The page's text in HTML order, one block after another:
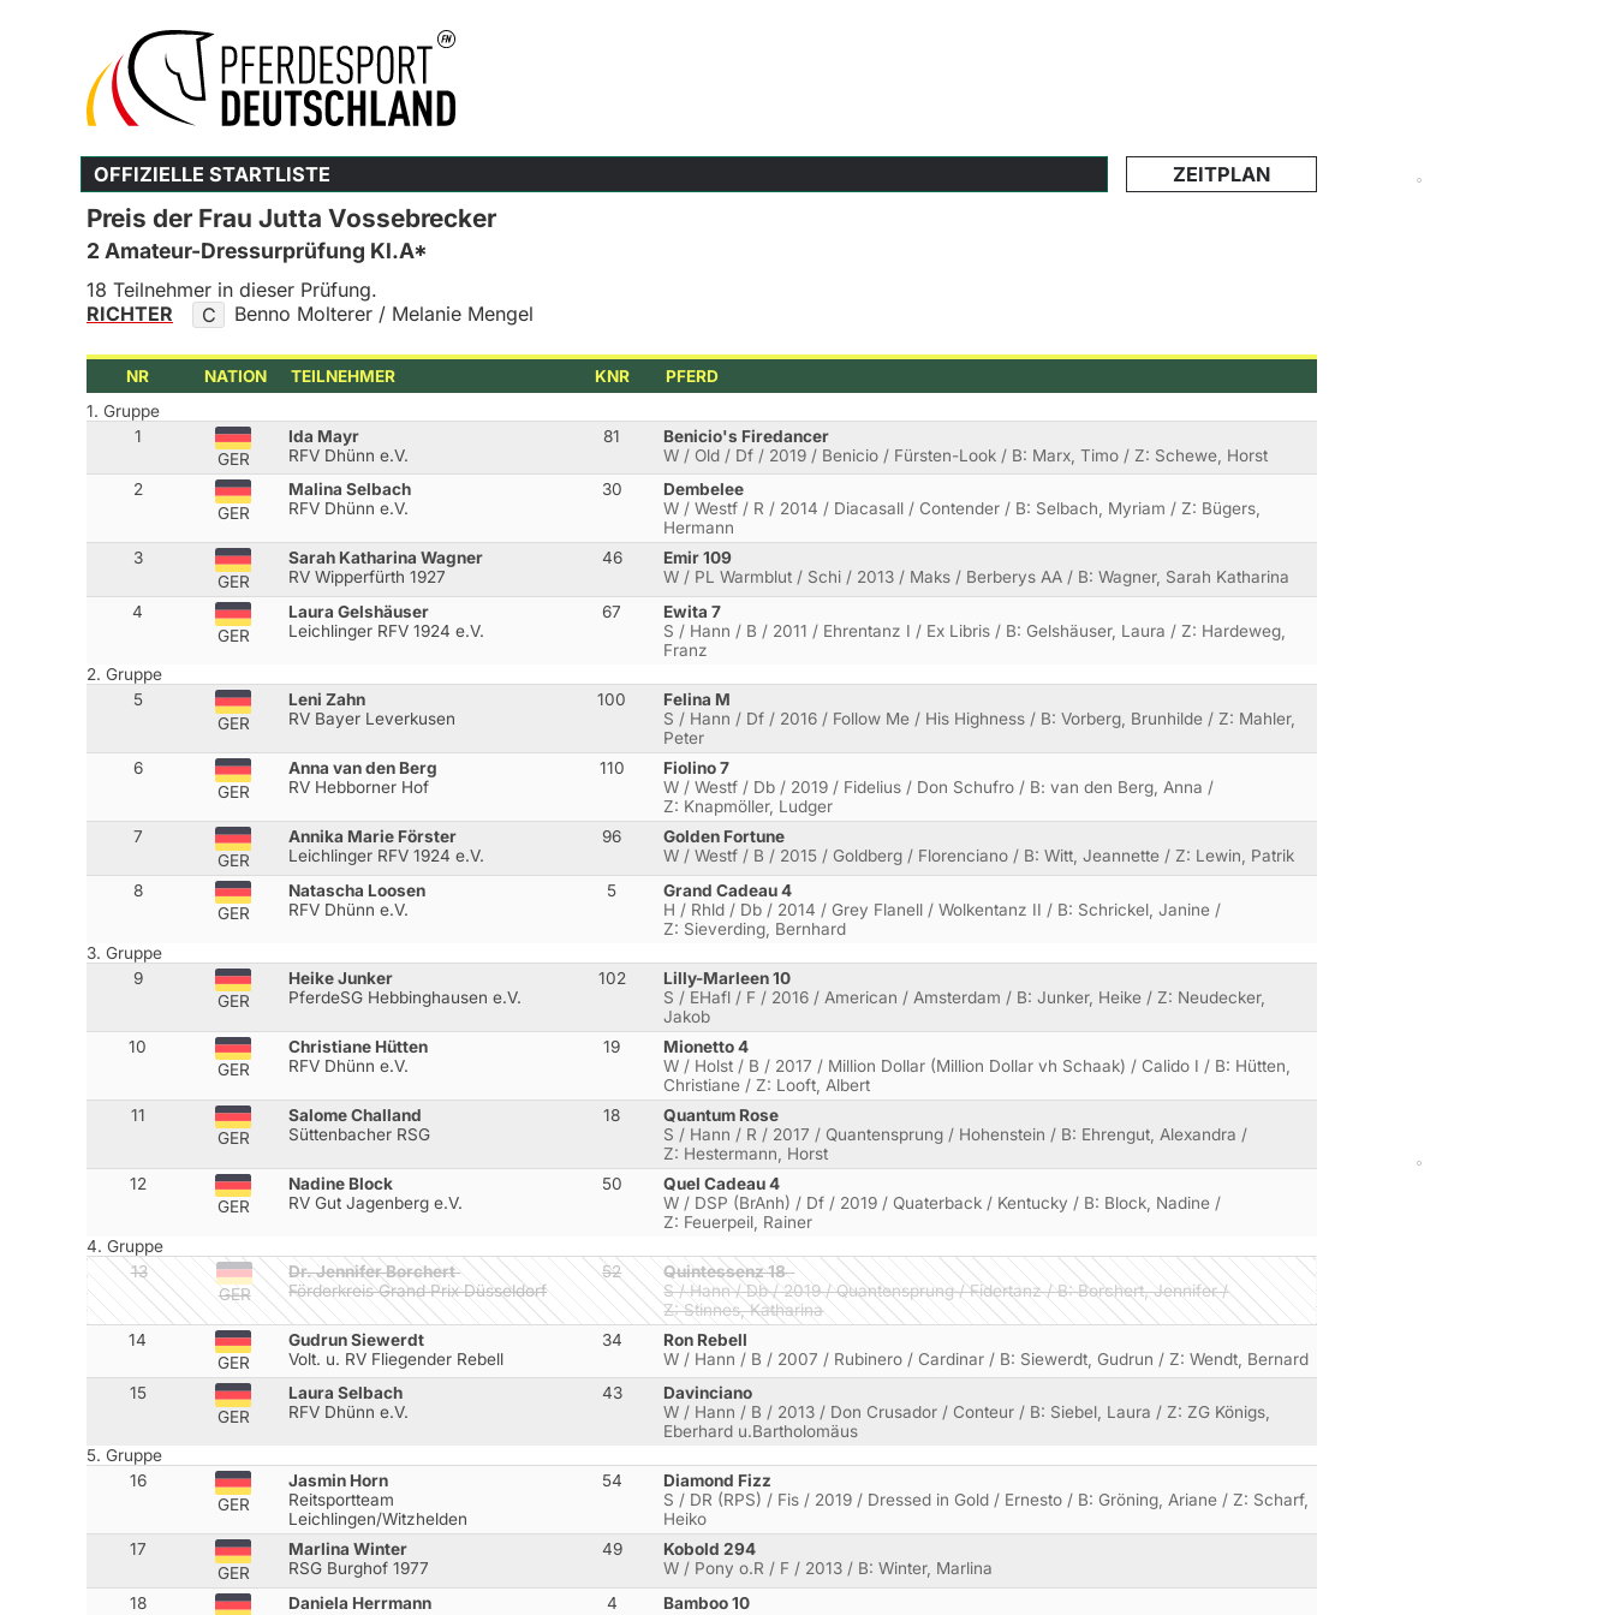
OFFIZIELLE STARTLISTE ZEITPLAN
Preis der Frau Jutta Vossebrecker
2 Amateur-Dressurprüfung Kl.A*
18 Teilnehmer in dieser Prüfung.
RICHTER
C Benno Molterer / Melanie Mengel
NR NATION TEILNEHMER KNR
PFERD
1. Gruppe
1
GER
Ida Mayr
RFV Dhünn e.V.
81
Benicio's Firedancer
W / Old / Df / 2019 / Benicio / Fürsten-Look / B: Marx, Timo / Z: Schewe, Horst
2
GER
Malina Selbach
RFV Dhünn e.V.
30
Dembelee
W / Westf / R / 2014 / Diacasall / Contender / B: Selbach, Myriam / Z: Bügers,
Hermann
3
GER
Sarah Katharina Wagner
RV Wipperfürth 1927
46
Emir 109
W / PL Warmblut / Schi / 2013 / Maks / Berberys AA / B: Wagner, Sarah Katharina
4
GER
Laura Gelshäuser
Leichlinger RFV 1924 e.V.
67
Ewita 7
S / Hann / B / 2011 / Ehrentanz I / Ex Libris / B: Gelshäuser, Laura / Z: Hardeweg,
Franz
2. Gruppe
5
GER
Leni Zahn
RV Bayer Leverkusen
100
Felina M
S / Hann / Df / 2016 / Follow Me / His Highness / B: Vorberg, Brunhilde / Z: Mahler,
Peter
6
GER
Anna van den Berg
RV Hebborner Hof
110
Fiolino 7
W / Westf / Db / 2019 / Fidelius / Don Schufro / B: van den Berg, Anna /
Z: Knapmöller, Ludger
7
GER
Annika Marie Förster
Leichlinger RFV 1924 e.V.
96
Golden Fortune
W / Westf / B / 2015 / Goldberg / Florenciano / B: Witt, Jeannette / Z: Lewin, Patrik
8
GER
Natascha Loosen
RFV Dhünn e.V.
5
Grand Cadeau 4
H / Rhld / Db / 2014 / Grey Flanell / Wolkentanz II / B: Schrickel, Janine /
Z: Sieverding, Bernhard
3. Gruppe
9
GER
Heike Junker
PferdeSG Hebbinghausen e.V.
102
Lilly-Marleen 10
S / EHafl / F / 2016 / American / Amsterdam / B: Junker, Heike / Z: Neudecker,
Jakob
10
GER
Christiane Hütten
RFV Dhünn e.V.
19
Mionetto 4
W / Holst / B / 2017 / Million Dollar (Million Dollar vh Schaak) / Calido I / B: Hütten,
Christiane / Z: Looft, Albert
11
GER
Salome Challand
Süttenbacher RSG
18
Quantum Rose
S / Hann / R / 2017 / Quantensprung / Hohenstein / B: Ehrengut, Alexandra /
Z: Hestermann, Horst
12
GER
Nadine Block
RV Gut Jagenberg e.V.
50
Quel Cadeau 4
W / DSP (BrAnh) / Df / 2019 / Quaterback / Kentucky / B: Block, Nadine /
Z: Feuerpeil, Rainer
4. Gruppe
13
GER
Dr. Jennifer Borchert
Förderkreis Grand Prix Düsseldorf
52
Quintessenz 18
S / Hann / Db / 2019 / Quantensprung / Fidertanz / B: Borchert, Jennifer /
Z: Stinnes, Katharina
14
GER
Gudrun Siewerdt
Volt. u. RV Fliegender Rebell
34
Ron Rebell
W / Hann / B / 2007 / Rubinero / Cardinar / B: Siewerdt, Gudrun / Z: Wendt, Bernard
15
GER
Laura Selbach
RFV Dhünn e.V.
43
Davinciano
W / Hann / B / 2013 / Don Crusador / Conteur / B: Siebel, Laura / Z: ZG Königs,
Eberhard u.Bartholomäus
5. Gruppe
16
GER
Jasmin Horn
Reitsportteam
Leichlingen/Witzhelden
54
Diamond Fizz
S / DR (RPS) / Fis / 2019 / Dressed in Gold / Ernesto / B: Gröning, Ariane / Z: Scharf,
Heiko
17
GER
Marlina Winter
RSG Burghof 1977
49
Kobold 294
W / Pony o.R / F / 2013 / B: Winter, Marlina
18
Daniela Herrmann
4
Bamboo 10